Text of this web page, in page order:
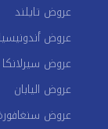
عروض تايلند
عروض أندونيسيا
عروض سيرلانكا
عروض اليابان
عروض